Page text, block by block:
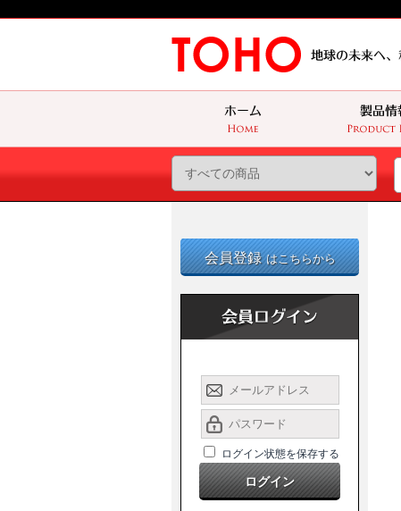
会員登録 はこちらから
ログイン状態を保存する
ログイン